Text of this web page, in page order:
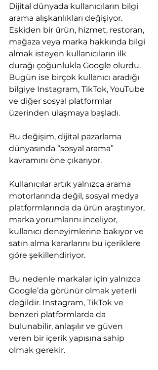
Dijital dünyada kullanıcıların bilgi
arama alışkanlıkları değişiyor.
Eskiden bir ürün, hizmet, restoran,
mağaza veya marka hakkında bilgi
almak isteyen kullanıcıların ilk
durağı çoğunlukla Google olurdu.
Bugün ise birçok kullanıcı aradığı
bilgiye Instagram, TikTok, YouTube
ve diğer sosyal platformlar
üzerinden ulaşmaya başladı.
Bu değişim, dijital pazarlama
dünyasında “sosyal arama”
kavramını öne çıkarıyor.
Kullanıcılar artık yalnızca arama
motorlarında değil, sosyal medya
platformlarında da ürün araştırıyor,
marka yorumlarını inceliyor,
kullanıcı deneyimlerine bakıyor ve
satın alma kararlarını bu içeriklere
göre şekillendiriyor.
Bu nedenle markalar için yalnızca
Google’da görünür olmak yeterli
değildir. Instagram, TikTok ve
benzeri platformlarda da
bulunabilir, anlaşılır ve güven
veren bir içerik yapısına sahip
olmak gerekir.